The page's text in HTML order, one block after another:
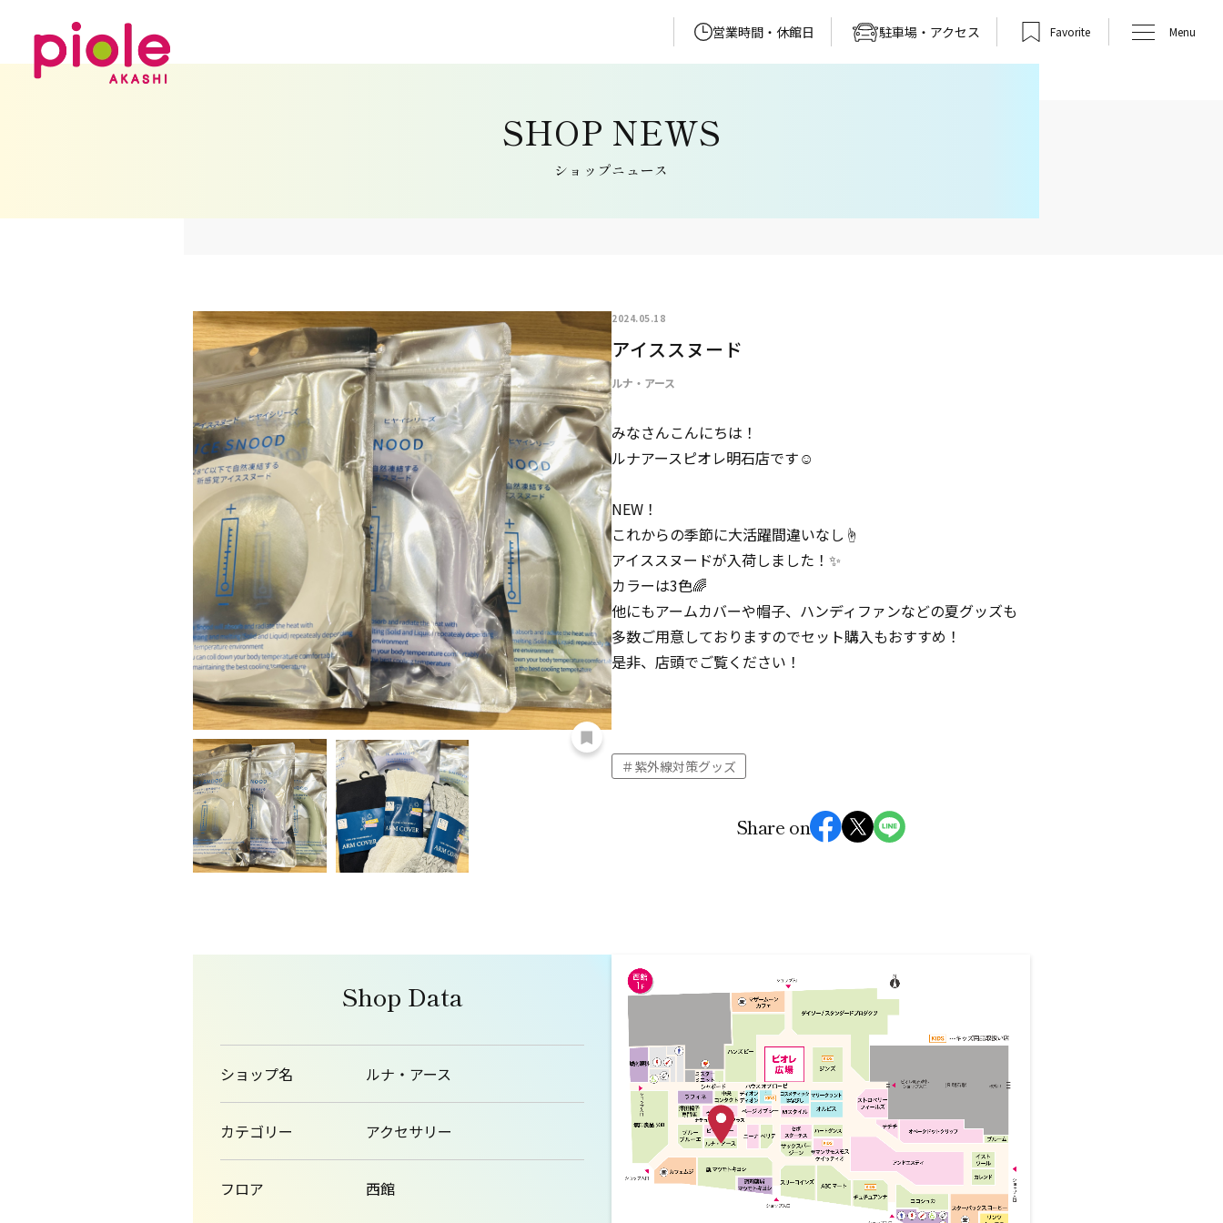
営業時間・休館日 駐車場・アクセス Favorite Menu
ショップニュース
2024.05.18
アイススヌード
ルナ・アース
みなさんこんにちは！
ルナアースピオレ明石店です☺︎
NEW！
これからの季節に大活躍間違いなし☝️
アイススヌードが入荷しました！✨
カラーは3色🌈
他にもアームカバーや帽子、ハンディファンなどの夏グッズも
多数ご用意しておりますのでセット購入もおすすめ！
是非、店頭でご覧ください！
紫外線対策グッズ
Share on
Shop Data
ショップ名 ルナ・アース
カテゴリー アクセサリー
フロア 西館